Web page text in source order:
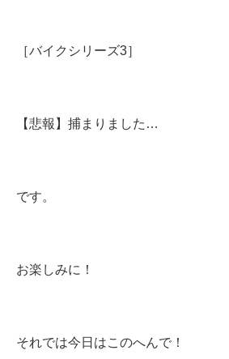
［バイクシリーズ3］
【悲報】捕まりました…
です。
お楽しみに！
それでは今日はこのへんで！